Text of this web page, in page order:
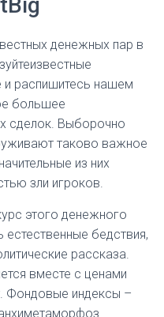
денежных пар в
и распишитесь нашем
большее
сделок. Выборочно
таково важное
из них
зли игроков.
этого денежного
бедствия,
рассказа.
вместе с ценами
Фондовые индексы –